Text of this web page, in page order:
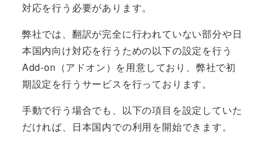
対応を行う必要があります。
弊社では、翻訳が完全に行われていない部分や日
本国内向け対応を行うための以下の設定を行う
Add-on（アドオン）を用意しており、弊社で初
期設定を行うサービスを行っております。
手動で行う場合でも、以下の項目を設定していた
だければ、日本国内での利用を開始できます。